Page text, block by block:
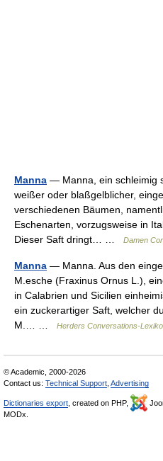
Manna — Manna, ein schleimig
weißer oder blaßgelblicher,
verschiedenen Bäumen,
Eschenarten, vorzugsweise in
Dieser Saft dringt… …
Damen
Manna — Manna. Aus den
M.esche (Fraxinus Ornus L.),
in Calabrien und Sicilien
ein zuckerartiger Saft, welcher
M.… …
Herders Conversations-
© Academic, 2000-2026
Contact us: Technical Support Advertising
Dictionaries export , created on PHP,
MODx.